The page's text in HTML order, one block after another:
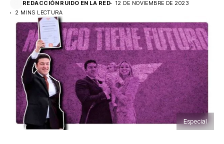
REDACCIÓN RUIDO EN LA RED
12 DE NOVIEMBRE DE 2023
2 MINS LECTURA
Especial